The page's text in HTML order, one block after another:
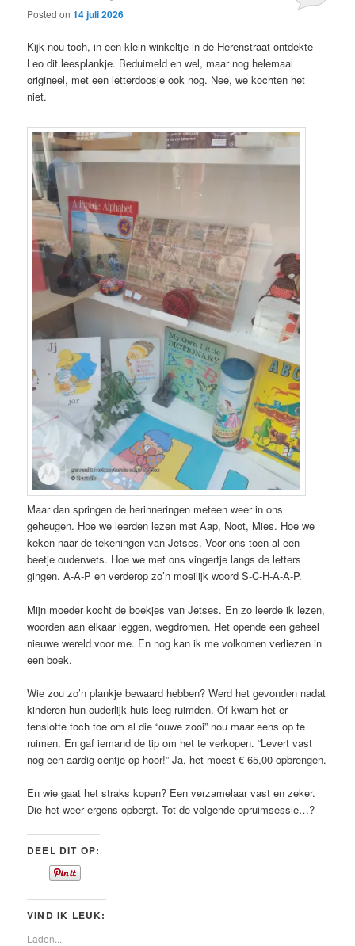
Posted on14 juli 2026
Kijk nou toch, in een klein winkeltje in de Herenstraat ontdekte
Leo dit leesplankje. Beduimeld en wel, maar nog helemaal
origineel, met een letterdoosje ook nog. Nee, we kochten het
niet.
Maar dan springen de herinneringen meteen weer in ons
geheugen. Hoe we leerden lezen met Aap, Noot, Mies. Hoe we
keken naar de tekeningen van Jetses. Voor ons toen al een
beetje ouderwets. Hoe we met ons vingertje langs de letters
gingen. A-A-P en verderop zo’n moeilijk woord S-C-H-A-A-P.
Mijn moeder kocht de boekjes van Jetses. En zo leerde ik lezen,
woorden aan elkaar leggen, wegdromen. Het opende een geheel
nieuwe wereld voor me. En nog kan ik me volkomen verliezen in
een boek.
Wie zou zo’n plankje bewaard hebben? Werd het gevonden nadat
kinderen hun ouderlijk huis leeg ruimden. Of kwam het er
tenslotte toch toe om al die “ouwe zooi” nou maar eens op te
ruimen. En gaf iemand de tip om het te verkopen. “Levert vast
nog een aardig centje op hoor!” Ja, het moest € 65,00 opbrengen.
En wie gaat het straks kopen? Een verzamelaar vast en zeker.
Die het weer ergens opbergt. Tot de volgende opruimsessie…?
DEEL DIT OP:
VIND IK LEUK:
Laden...